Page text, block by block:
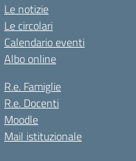
Le notizie
Le circolari
Calendario eventi
Albo online
R.e. Famiglie
R.e. Docenti
Moodle
Mail istituzionale